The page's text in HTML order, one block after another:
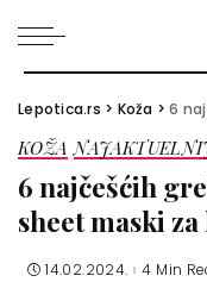
Lepotica.rs > Koža >6
KOŽA
6 najčešćih
sheet maski
14.02.2024. 4 Min